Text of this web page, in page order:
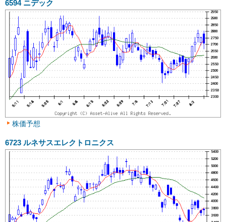
6594 ニデック
株価予想
6723 ルネサスエレクトロニクス